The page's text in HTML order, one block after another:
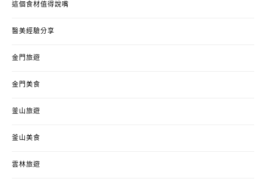
這個食材值得說嘴
醫美經驗分享
金門旅遊
金門美食
釜山旅遊
釜山美食
雲林旅遊